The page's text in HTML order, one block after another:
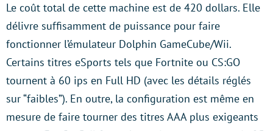
Le coût total de cette machine est de 420 dollars. Elle
délivre suffisamment de puissance pour faire
fonctionner l’émulateur Dolphin GameCube/Wii.
Certains titres eSports tels que Fortnite ou CS:GO
tournent à 60 ips en Full HD (avec les détails réglés
sur “faibles”). En outre, la configuration est même en
mesure de faire tourner des titres AAA plus exigeants